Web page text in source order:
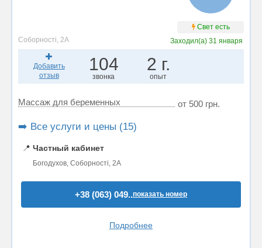
Свет есть
Соборності, 2А
Заходил(а) 31 января
Добавить
отзыв
104
звонка
2 г.
опыт
Массаж для беременных от 500 грн.
➡️ Все услуги и цены (15)
📍 Частный кабинет
Богодухов, Соборності, 2А
+38 (063) 049..показать номер
Подробнее